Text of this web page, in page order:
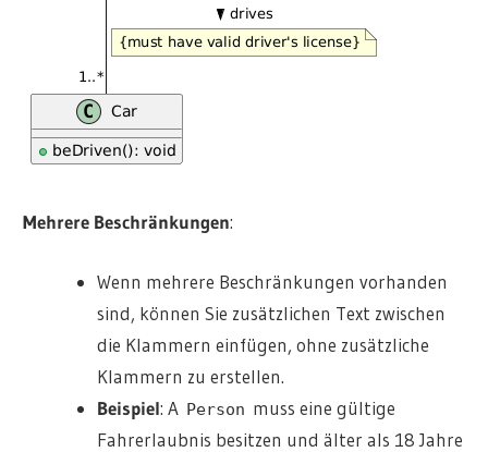
Mehrere Beschränkungen:
Wenn mehrere Beschränkungen vorhanden
sind, können Sie zusätzlichen Text zwischen
die Klammern einfügen, ohne zusätzliche
Klammern zu erstellen.
Beispiel: A Person muss eine gültige
Fahrerlaubnis besitzen und älter als 18 Jahre